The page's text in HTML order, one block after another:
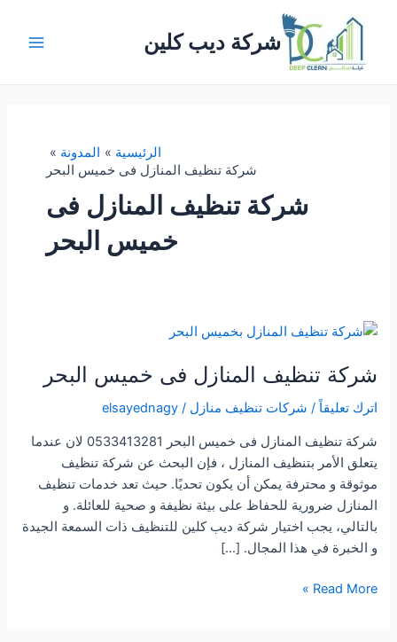
شركة ديب كلين
الرئيسية
المدونة
شركة تنظيف المنازل فى خميس البحر
شركة تنظيف المنازل فى
خميس البحر
شركة تنظيف المنازل فى خميس البحر
اترك تعليقاً / شركات تنظيف منازل /
elsayednagy
شركة تنظيف المنازل فى خميس البحر 0533413281 لان عندما
يتعلق الأمر بتنظيف المنازل ، فإن البحث عن شركة تنظيف
موثوقة و محترفة يمكن أن يكون تحديًا. حيث تعد خدمات تنظيف
المنازل ضرورية للحفاظ على بيئة نظيفة و صحية للعائلة. و
بالتالي، يجب اختيار شركة ديب كلين للتنظيف ذات السمعة الجيدة
و الخبرة في هذا المجال. […]
شركة
Read More »